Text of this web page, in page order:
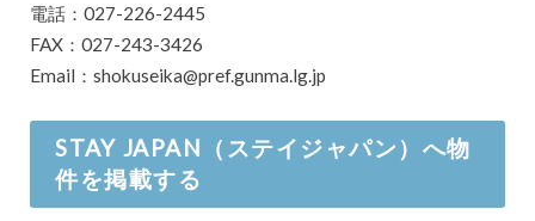
電話：027-226-2445
FAX：027-243-3426
Email：shokuseika@pref.gunma.lg.jp
STAY JAPAN（ステイジャパン）へ物
件を掲載する